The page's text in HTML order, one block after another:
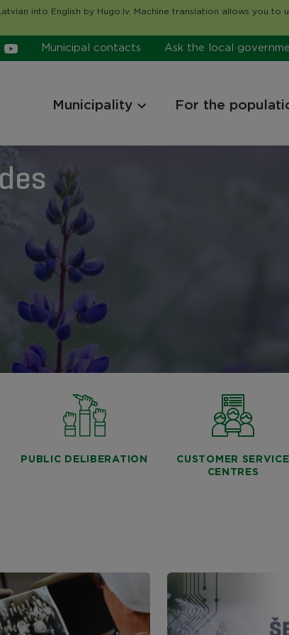
into English by Hugo.lv. Machine translation allows you
Municipal contacts Ask the local
Municipality For the
PUBLIC DELIBERATION
CUSTOMER SERVICE
CENTRES